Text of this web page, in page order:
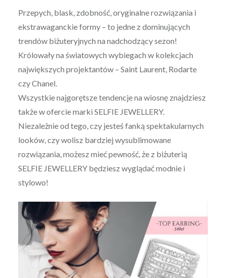
Przepych, blask, zdobność, oryginalne rozwiązania i
ekstrawaganckie formy – to jedne z dominujących
trendów biżuteryjnych na nadchodzący sezon!
Królowały na światowych wybiegach w kolekcjach
największych projektantów – Saint Laurent, Rodarte
czy Chanel.
Wszystkie najgorętsze tendencje na wiosnę znajdziesz
także w ofercie marki SELFIE JEWELLERY.
Niezależnie od tego, czy jesteś fanką spektakularnych
looków, czy wolisz bardziej wysublimowane
rozwiązania, możesz mieć pewność, że z biżuterią
SELFIE JEWELLERY będziesz wyglądać modnie i
stylowo!